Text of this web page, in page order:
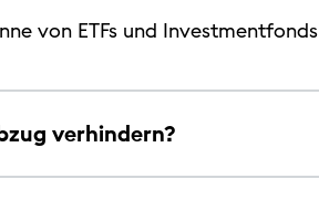
von ETFs und Investmentfonds
verhindern?